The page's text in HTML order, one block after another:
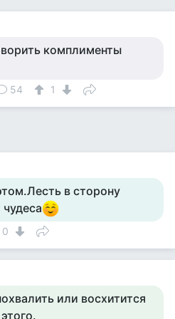
комплименты
54 1
в сторону
0
или восхитится